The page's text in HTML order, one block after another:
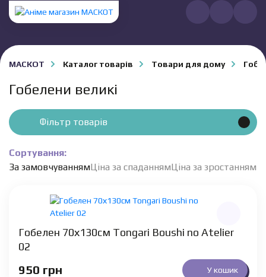
МАСКОТ Каталог товарів Товари для дому
Гобелени великі
Фільтр товарів
Сортування:
За замовчуваннямЦіна за спаданнямЦіна за зростанням
Гобелен 70х130см Tongari Boushi no Atelier
02
950 грн У кошик